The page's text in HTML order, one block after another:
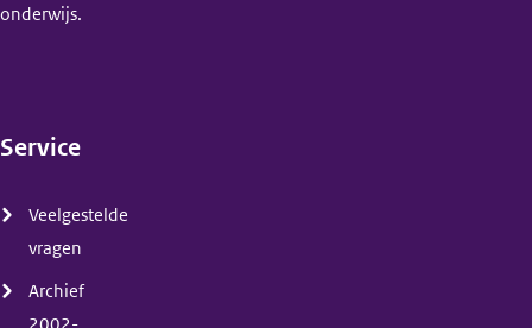
onderwijs.
Service
Veelgestelde
vragen
Archief